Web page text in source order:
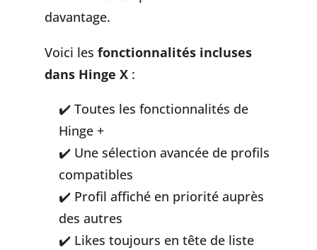
davantage.
Voici les fonctionnalités incluses
dans Hinge X:
Toutes les fonctionnalités de
Hinge +
Une sélection avancée de profils
compatibles
Profil affiché en priorité auprès
des autres
Likes toujours en tête de liste